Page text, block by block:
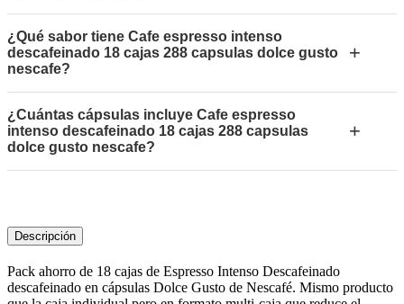
¿Qué sabor tiene Cafe espresso intenso
descafeinado 18 cajas 288 capsulas dolce gusto
nescafe?
+
¿Cuántas cápsulas incluye Cafe espresso
intenso descafeinado 18 cajas 288 capsulas
dolce gusto nescafe?
+
Descripción
Pack ahorro de 18 cajas de Espresso Intenso Descafeinado
descafeinado en cápsulas Dolce Gusto de Nescafé. Mismo producto